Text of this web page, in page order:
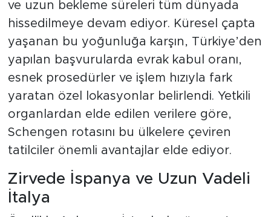
ve uzun bekleme süreleri tüm dünyada
hissedilmeye devam ediyor. Küresel çapta
yaşanan bu yoğunluğa karşın, Türkiye’den
yapılan başvurularda evrak kabul oranı,
esnek prosedürler ve işlem hızıyla fark
yaratan özel lokasyonlar belirlendi. Yetkili
organlardan elde edilen verilere göre,
Schengen rotasını bu ülkelere çeviren
tatilciler önemli avantajlar elde ediyor.
Zirvede İspanya ve Uzun Vadeli
İtalya